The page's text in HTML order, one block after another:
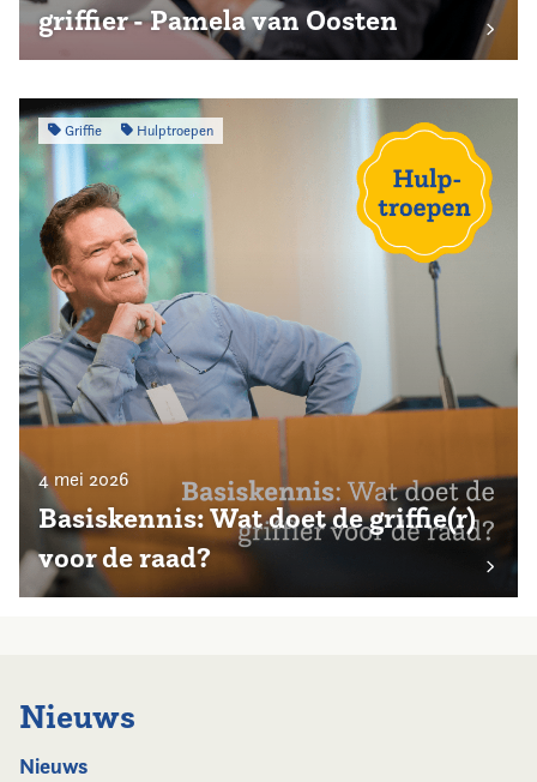
griffier - Pamela van Oosten
Griffie Hulptroepen
4 mei 2026
Basiskennis: Wat doet de griffie(r)
voor de raad?
Nieuws
Nieuws